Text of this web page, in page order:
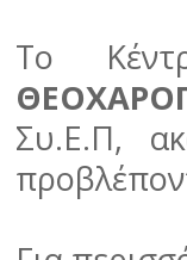
Το
Συ.Ε.Π,